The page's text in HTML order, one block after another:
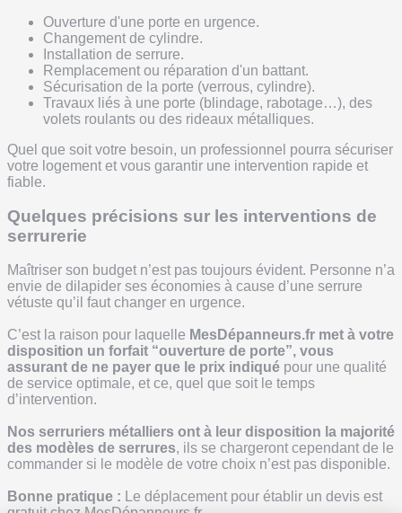
Ouverture d'une porte en urgence.
Changement de cylindre.
Installation de serrure.
Remplacement ou réparation d'un battant.
Sécurisation de la porte (verrous, cylindre).
Travaux liés à une porte (blindage, rabotage…), des
volets roulants ou des rideaux métalliques.
Quel que soit votre besoin, un professionnel pourra sécuriser
votre logement et vous garantir une intervention rapide et
fiable.
Quelques précisions sur les interventions de
serrurerie
Maîtriser son budget n’est pas toujours évident. Personne n’a
envie de dilapider ses économies à cause d’une serrure
vétuste qu’il faut changer en urgence.
C’est la raison pour laquelle MesDépanneurs.fr met à votre
disposition un forfait “ouverture de porte”, vous
assurant de ne payer que le prix indiqué pour une qualité
de service optimale, et ce, quel que soit le temps
d’intervention.
Nos serruriers métalliers ont à leur disposition la majorité
des modèles de serrures, ils se chargeront cependant de le
commander si le modèle de votre choix n’est pas disponible.
Bonne pratique : Le déplacement pour établir un devis est